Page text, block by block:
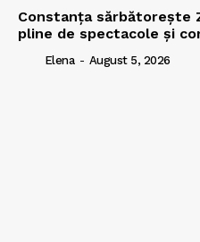
Constanța sărbătorește
pline de spectacole și
Elena - August 5, 2026